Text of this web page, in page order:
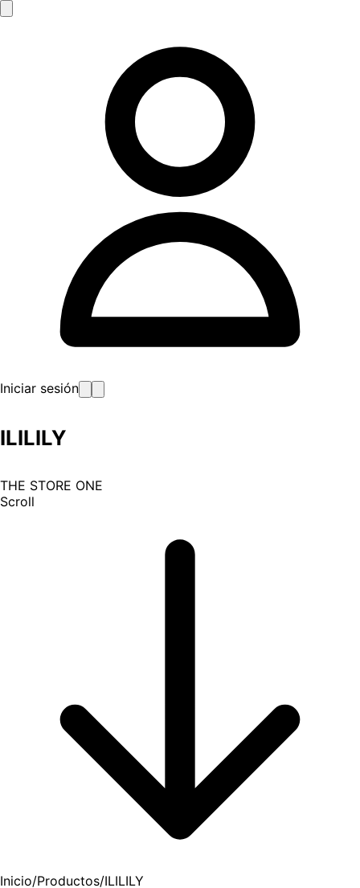
Iniciar sesión
ILILILY
THE STORE ONE
Scroll
Inicio/Productos/ILILILY